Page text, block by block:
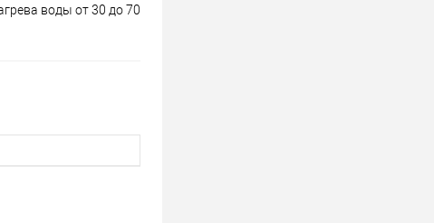
воды от 30 до 70